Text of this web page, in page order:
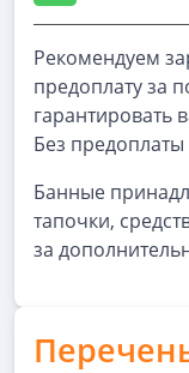
Рекомендуем
предоплату за
гарантировать
Без
Банные
тапочки,
за